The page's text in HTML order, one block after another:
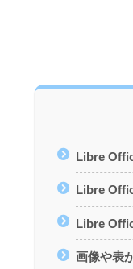
Libre
Libre
Libre
画像や表